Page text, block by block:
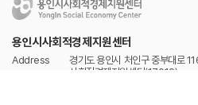
용인시사회적경제지원센터
Address
경기도 용인시 처인구 중부대로
사회적경제지원센터(17019)